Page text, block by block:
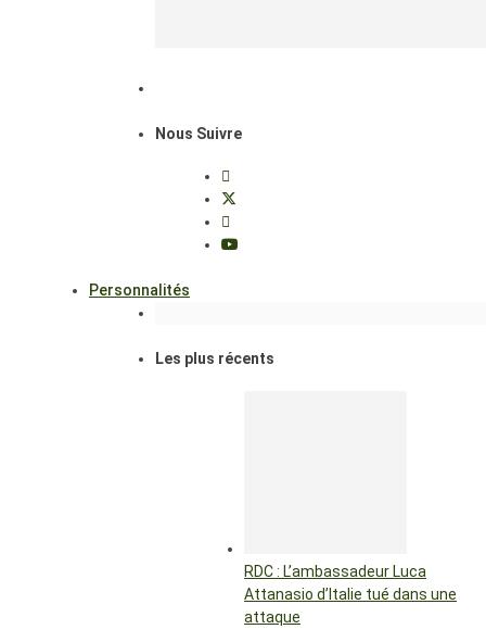
Nous Suivre
Personnalités
Les plus récents
RDC : L’ambassadeur Luca
Attanasio d’Italie tué dans une
attaque